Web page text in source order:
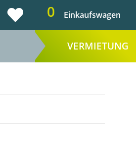
0 Einkaufswagen
VERMIETUNG